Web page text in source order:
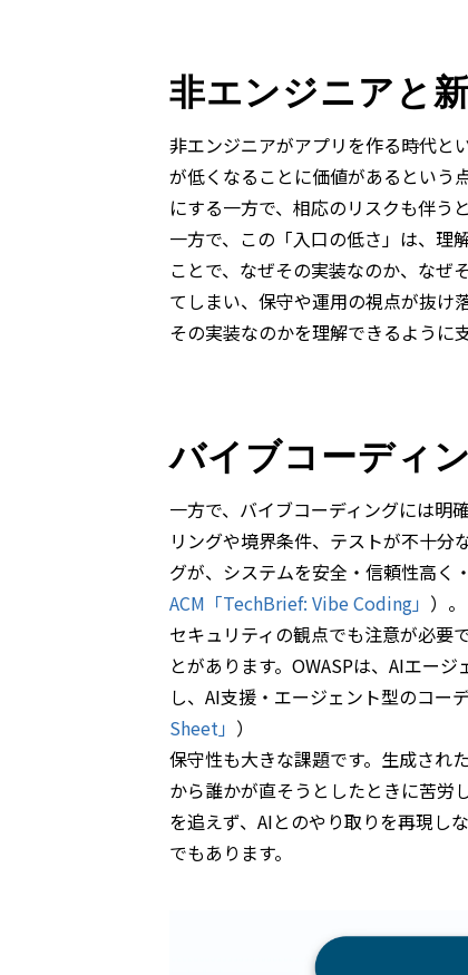
非エンジニアと
非エンジニアがアプリを作る時代と
が低くなることに価値があるという
にする一方で、相応のリスクも伴う
一方で、この「入口の低さ」は、理
ことで、なぜその実装なのか、なぜ
てしまい、保守や運用の視点が抜け
その実装なのかを理解できるように
バイブコーディ
一方で、バイブコーディングには明
リングや境界条件、テストが不十分
グが、システムを安全・信頼性高く
ACM「TechBrief: Vibe Coding」 ）。
セキュリティの観点でも注意が必要
とがあります。OWASPは、AIエー
し、AI支援・エージェント型のコー
Sheet」 ）
保守性も大きな課題です。生成され
から誰かが直そうとしたときに苦労
を追えず、AIとのやり取りを再現し
でもあります。